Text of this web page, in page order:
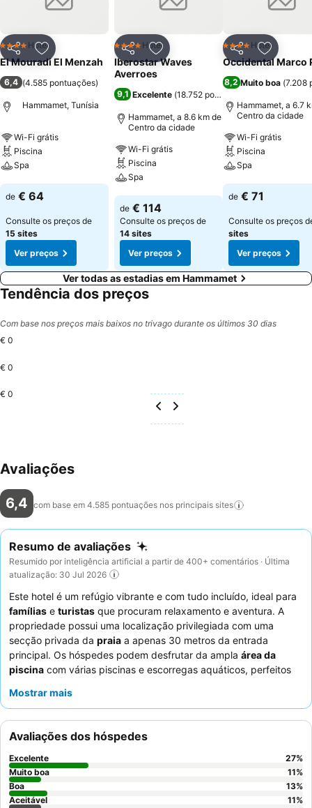
PartilharAdicionar aos favoritos
4 EstrelasHotel
El Mouradi El Menzah
6,4 (4.585 pontuações)
Hammamet, Tunísia
Wi-Fi grátis
Piscina
Spa
Ver preços
de € 64
Consulte os preços de
15 sites
Ver preços
PartilharAdicionar aos favoritos
4 EstrelasHotel
Iberostar Waves
Averroes
9,1 Excelente (18.752 pontuações
Hammamet, a 8.6 km de
Centro da cidade
Wi-Fi grátis
Piscina
Spa
Ver preços
de € 114
Consulte os preços de
14 sites
Ver preços
Partilhar
4 EstrelasHotel
Occidental Marco
8,2 Muito boa (7.208
Hammamet, a 6.7
Centro da cidade
Wi-Fi grátis
Piscina
Spa
Ver preços
de € 71
Consulte os preços
sites
Ver preços
Ver todas as estadias em Hammamet
Tendência dos preços
Com base nos preços mais baixos no trivago durante os últimos 30 dias
€ 0
€ 0
€ 0
Avaliações
6,4 com base em 4.585 pontuações nos principais sites
Resumo de avaliações
Resumido por inteligência artificial a partir de 400+ comentários · Última
atualização: 30 Jul 2026
Este hotel é um refúgio vibrante e com tudo incluído, ideal para
famílias e turistas que procuram relaxamento e aventura. A
propriedade possui uma localização privilegiada com uma
secção privada da praia a apenas 30 metros da entrada
principal. Os hóspedes podem desfrutar da ampla área da
piscina com várias piscinas e escorregas aquáticos, perfeitos
consistentemente elogios pelas suas atividades envolventes e
mais serena, considere solicitar um quarto com vista para o
jardim para garantir uma estadia mais tranquila.
Mostrar mais
Avaliações dos hóspedes
Excelente 27%
Muito boa
11%
Boa
13%
Aceitável
11%